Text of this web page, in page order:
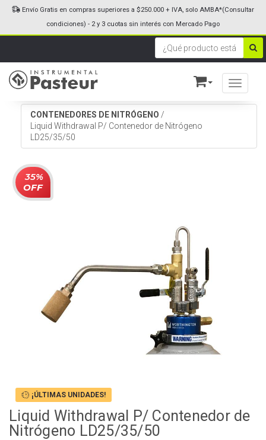
Toggle
Envío Gratis en compras superiores a $250.000 + IVA, solo AMBA*(Consultar
condiciones) - 2 y 3 cuotas sin interés con Mercado Pago
CONTENEDORES DE NITRÓGENO /
Liquid Withdrawal P/ Contenedor de Nitrógeno
LD25/35/50
¡ÚLTIMAS UNIDADES!
35%
OFF
Liquid Withdrawal P/ Contenedor de
Nitrógeno LD25/35/50